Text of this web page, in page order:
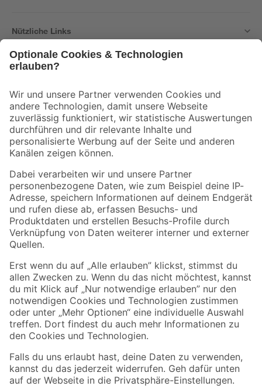
Nützliche Links
Der toom Newsletter: Keine Angebote und Aktionen mehr verpassen!
Zur Newsletter Anmeldung
Folge uns
Zahlungsarten Versandarten
Sicher einkaufen
Jetzt die toom-App herunterladen
Alle Preisangaben in EUR inkl. gesetzl. MwSt.. Die dargestellten Angebote sind unter
Umständen nicht in allen Märkten verfügbar. Die angegebenen Verfügbarkeiten beziehen